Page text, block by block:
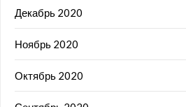
Декабрь 2020
Ноябрь 2020
Октябрь 2020